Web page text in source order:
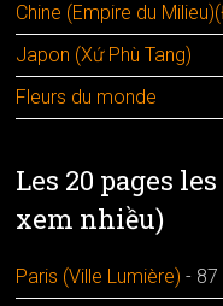
Chine (Empire du
Japon (Xứ Phù Tang)
Fleurs du monde
Les 20 pages
xem nhiều)
Paris (Ville Lumière) - 87